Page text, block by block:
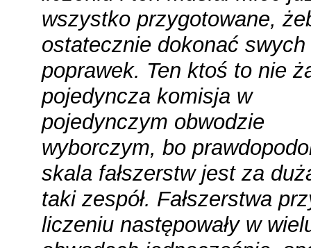
wszystko przygotowane,
ostatecznie dokonać swych
poprawek. Ten ktoś to nie
pojedyncza komisja w
pojedynczym obwodzie
wyborczym, bo
skala fałszerstw jest za
taki zespół. Fałszerstwa
liczeniu następowały w